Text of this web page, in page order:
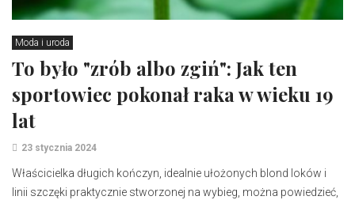
Moda i uroda
To było "zrób albo zgiń": Jak ten
sportowiec pokonał raka w wieku 19
lat
23 stycznia 2024
Właścicielka długich kończyn, idealnie ułożonych blond loków i
linii szczęki praktycznie stworzonej na wybieg, można powiedzieć,